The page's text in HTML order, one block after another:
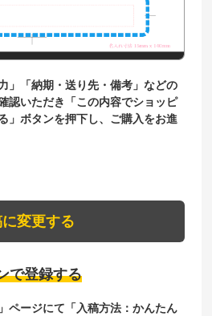
」「納期・送り先・備考」などの
認いただき「この内容でショッピ
」ボタンを押下し、ご購入をお進
変更する
で登録する
ページにて「入稿方法：かんたん